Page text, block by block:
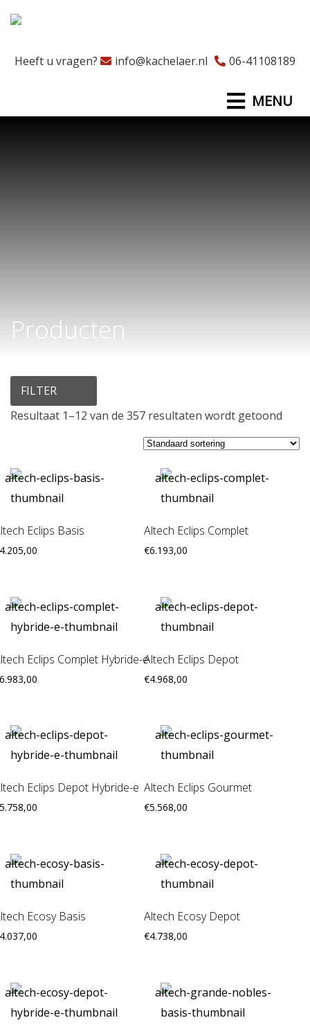
Heeft u vragen? info@kachelaer.nl 06-41108189
MENU
Producten
FILTER
Resultaat 1–12 van de 357 resultaten wordt getoond
Eclips Basis
4.205,00
Altech Eclips Complet
€6.193,00
Eclips Complet Hybride-e
6.983,00
Altech Eclips Depot
€4.968,00
Eclips Depot Hybride-e
5.758,00
Altech Eclips Gourmet
€5.568,00
Ecosy Basis
4.037,00
Altech Ecosy Depot
€4.738,00